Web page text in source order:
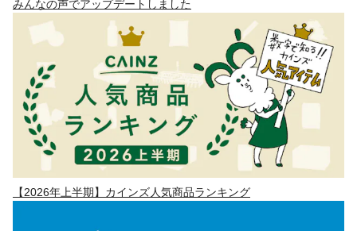
みんなの声でアップデートしました
【2026年上半期】カインズ人気商品ランキング